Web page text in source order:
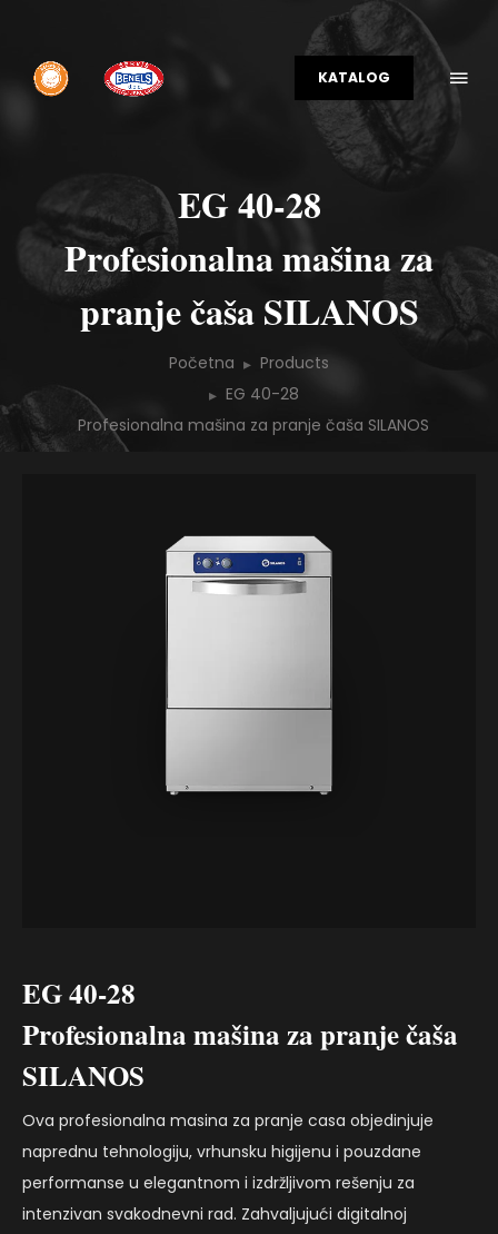
KATALOG
EG 40-28
Profesionalna mašina za
pranje čaša SILANOS
Početna
Products
EG 40-28
Profesionalna mašina za pranje čaša SILANOS
EG 40-28
Profesionalna mašina za pranje čaša
SILANOS
Ova profesionalna masina za pranje casa objedinjuje
naprednu tehnologiju, vrhunsku higijenu i pouzdane
performanse u elegantnom i izdržljivom rešenju za
intenzivan svakodnevni rad. Zahvaljujući digitalnoj